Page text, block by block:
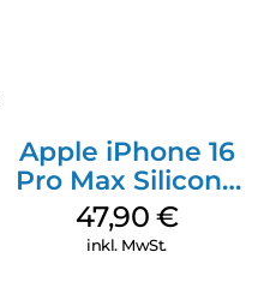
Apple iPhone 16
Pro Max Silicone
Case MagSafe
Black
47,90 €
inkl. MwSt.